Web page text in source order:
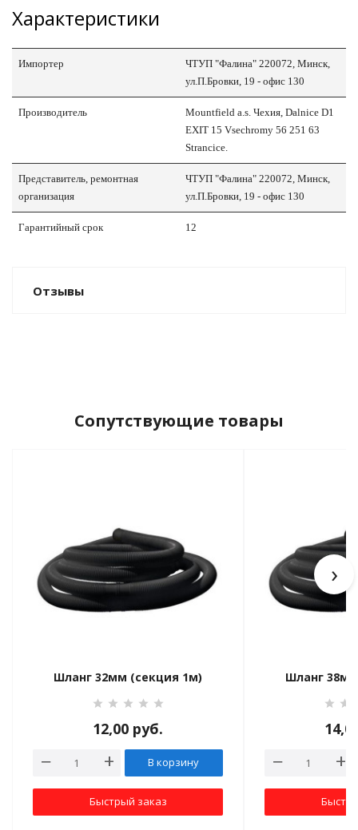
установки
Характеристики
Импортер
ЧТУП "Фалина" 220072, Минск,
ул.П.Бровки, 19 - офис 130
Производитель
Mountfield a.s. Чехия, Dalnice D1
EXIT 15 Vsechromy 56 251 63
Stranсice.
Представитель, ремонтная
организация
ЧТУП "Фалина" 220072, Минск,
ул.П.Бровки, 19 - офис 130
Гарантийный срок 12
Отзывы
Сопутствующие товары
Шланг 32мм (секция 1м)
12,00 руб.
В корзину
Быстрый заказ
Шланг
›